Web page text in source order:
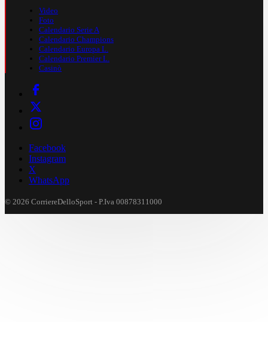
Video
Foto
Calendario Serie A
Calendario Champions
Calendario Europa L.
Calendario Premier L.
Casinò
Facebook
Instagram
X
WhatsApp
© 2026 CorriereDelloSport - P.Iva 00878311000